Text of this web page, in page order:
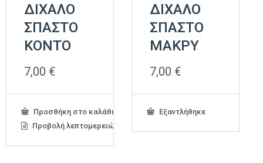
ΔΙΧΑΛΟ
ΣΠΑΣΤΟ
KONTO
7,00 €
Προσθήκη στο καλάθι
Προβολή λεπτομερειών
ΔΙΧΑΛΟ
ΣΠΑΣΤΟ
ΜΑΚΡΥ
7,00 €
Εξαντλήθηκε